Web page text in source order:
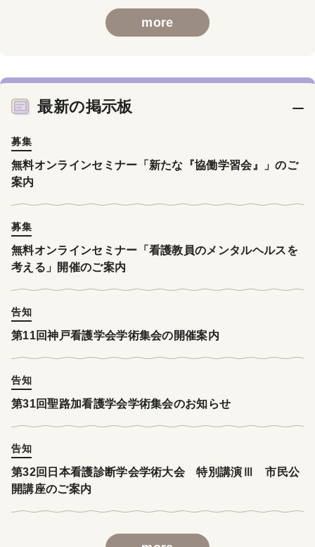
more
最新の掲示板
募集
無料オンラインセミナー「新たな『協働学習会』」のご
案内
募集
無料オンラインセミナー「看護教員のメンタルヘルスを
考える」開催のご案内
告知
第11回神戸看護学会学術集会の開催案内
告知
第31回聖路加看護学会学術集会のお知らせ
告知
第32回日本看護診断学会学術大会 特別講演Ⅲ 市民公
開講座のご案内